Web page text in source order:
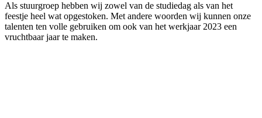
Als stuurgroep hebben wij zowel van de studiedag als van het
feestje heel wat opgestoken. Met andere woorden wij kunnen onze
talenten ten volle gebruiken om ook van het werkjaar 2023 een
vruchtbaar jaar te maken.